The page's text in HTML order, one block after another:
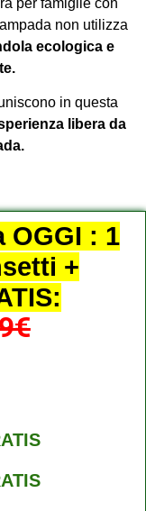
non utilizza
ecologica e
in questa
libera da
OGGI : 1
+